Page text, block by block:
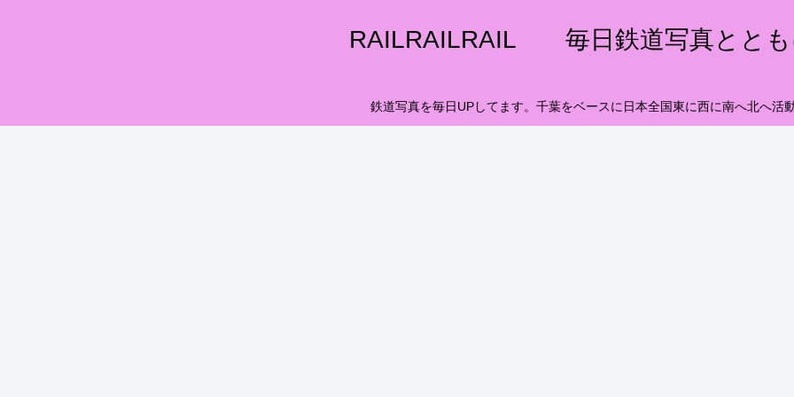
RAILRAILRAIL 毎日鉄道写真ととも
鉄道写真を毎日UPしてます。千葉をベースに日本全国東に西に南へ北へ活